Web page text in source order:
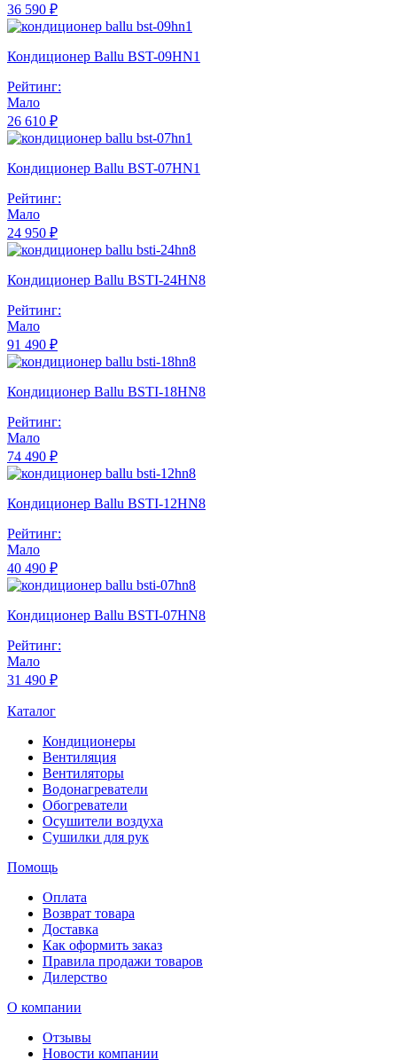
36 590 ₽
Кондиционер Ballu BST-09HN1
Рейтинг:
Мало
26 610 ₽
Кондиционер Ballu BST-07HN1
Рейтинг:
Мало
24 950 ₽
Кондиционер Ballu BSTI-24HN8
Рейтинг:
Мало
91 490 ₽
Кондиционер Ballu BSTI-18HN8
Рейтинг:
Мало
74 490 ₽
Кондиционер Ballu BSTI-12HN8
Рейтинг:
Мало
40 490 ₽
Кондиционер Ballu BSTI-07HN8
Рейтинг:
Мало
31 490 ₽
Каталог
Кондиционеры
Вентиляция
Вентиляторы
Водонагреватели
Обогреватели
Осушители воздуха
Сушилки для рук
Помощь
Оплата
Возврат товара
Доставка
Как оформить заказ
Правила продажи товаров
Дилерство
О компании
Отзывы
Новости компании